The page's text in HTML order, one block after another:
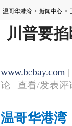
温哥华港湾 > 新闻中心 >
川普要
www.bcbay.com
论 | 查看/发表评
温哥华港